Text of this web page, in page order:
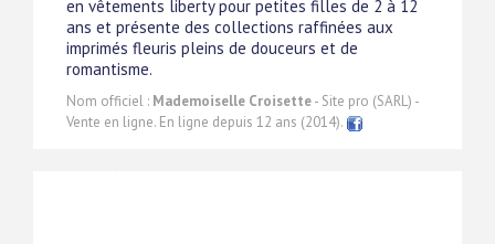
en vêtements liberty pour petites filles de 2 à 12
ans et présente des collections raffinées aux
imprimés fleuris pleins de douceurs et de
romantisme.
Nom officiel : Mademoiselle Croisette- Site pro (SARL) -
Vente en ligne. En ligne depuis 12 ans (2014).